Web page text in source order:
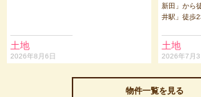
土地
2026年8月6日
新田」から
井駅」徒歩
土地
2026年7月3
物件一覧を見る